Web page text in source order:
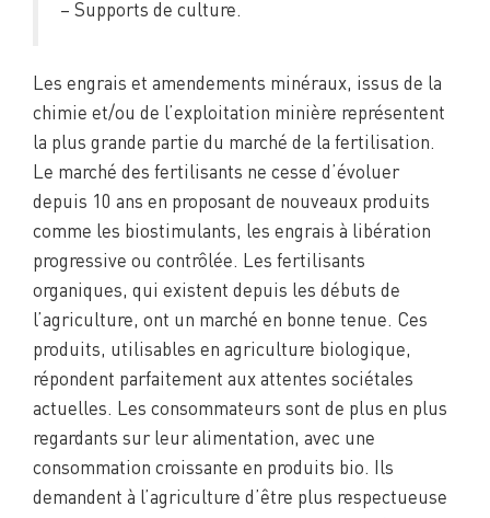
– Supports de culture.
Les engrais et amendements minéraux, issus de la
chimie et/ou de l’exploitation minière représentent
la plus grande partie du marché de la fertilisation.
Le marché des fertilisants ne cesse d’évoluer
depuis 10 ans en proposant de nouveaux produits
comme les biostimulants, les engrais à libération
progressive ou contrôlée. Les fertilisants
organiques, qui existent depuis les débuts de
l’agriculture, ont un marché en bonne tenue. Ces
produits, utilisables en agriculture biologique,
répondent parfaitement aux attentes sociétales
actuelles. Les consommateurs sont de plus en plus
regardants sur leur alimentation, avec une
consommation croissante en produits bio. Ils
demandent à l’agriculture d’être plus respectueuse